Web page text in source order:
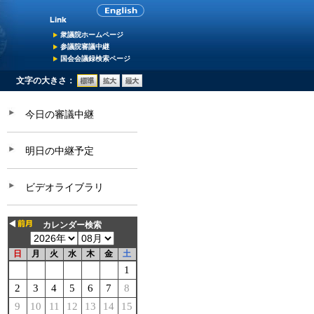
衆議院ホームページ
参議院審議中継
国会会議録検索ページ
文字の大きさ：
今日の審議中継
明日の中継予定
ビデオライブラリ
カレンダー検索
日 月 火 水 木 金 土
1
2
3 4 5 6 7
8
9
10 11 12 13 14
15